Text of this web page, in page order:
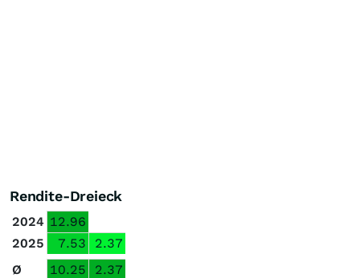
Rendite-Dreieck
2024 12.96
2025
7.53
2.37
Ø
10.25
2.37